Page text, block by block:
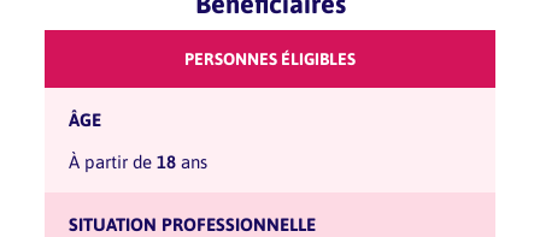
PERSONNES ÉLIGIBLES
ÂGE
à partir de18 ans
SITUATION PROFESSIONNELLE